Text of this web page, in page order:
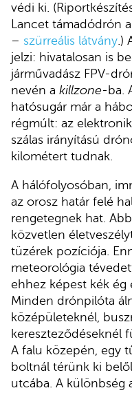
védi ki.
Lancet támadódrón
– szürreális látvány.)
jelzi: hivatalosan is
járművadász FPV-
nevén a killzone-ba.
hatósugár már a
régmúlt: az
szálas irányítású
kilométert tudnak.
A hálófolyosóban,
az orosz határ felé
rengetegnek hat.
közvetlen
tüzérek pozíciója.
meteorológia
ehhez képest kék ég
Minden drónpilóta
középületeknél,
kereszteződéseknél
A falu közepén, egy
boltnál térünk ki
utcába. A különbség